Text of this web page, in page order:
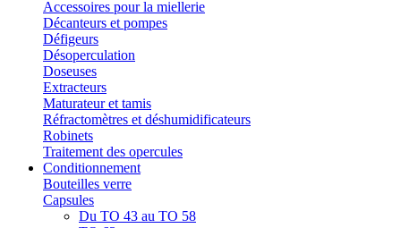
Accessoires pour la miellerie
Décanteurs et pompes
Défigeurs
Désoperculation
Doseuses
Extracteurs
Maturateur et tamis
Réfractomètres et déshumidificateurs
Robinets
Traitement des opercules
Conditionnement
Bouteilles verre
Capsules
Du TO 43 au TO 58